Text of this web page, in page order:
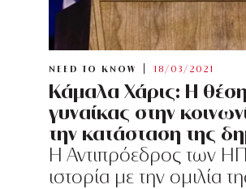
NEED TO KNOW 18/03/2021
Κάμαλα Χάρις: Η
γυναίκας στην
την κατάσταση της
Η Αντιπρόεδρος των
ιστορία με την ομιλία